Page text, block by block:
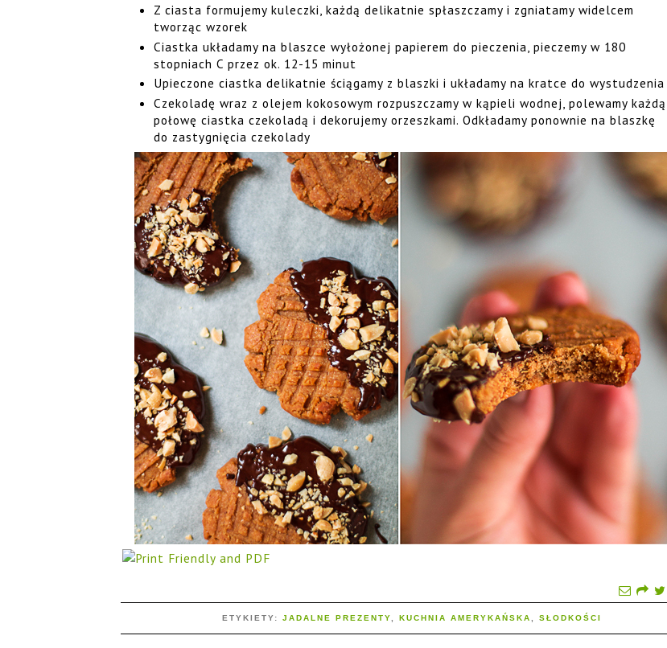
Z ciasta formujemy kuleczki, każdą delikatnie spłaszczamy i zgniatamy widelcem
tworząc wzorek
Ciastka układamy na blaszce wyłożonej papierem do pieczenia, pieczemy w 180
stopniach C przez ok. 12-15 minut
Upieczone ciastka delikatnie ściągamy z blaszki i układamy na kratce do wystudzenia
Czekoladę wraz z olejem kokosowym rozpuszczamy w kąpieli wodnej, polewamy każdą
połowę ciastka czekoladą i dekorujemy orzeszkami. Odkładamy ponownie na blaszkę
do zastygnięcia czekolady
ETYKIETY: JADALNE PREZENTY KUCHNIA AMERYKAŃSKA SŁODKOŚCI